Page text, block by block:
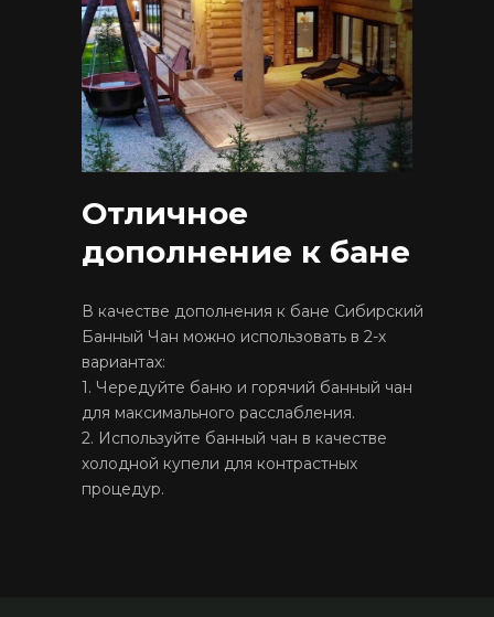
Отличное
дополнение к бане
В качестве дополнения к бане Сибирский
Банный Чан можно использовать в 2-х
вариантах:
1. Чередуйте баню и горячий банный чан
для максимального расслабления.
2. Используйте банный чан в качестве
холодной купели для контрастных
процедур.